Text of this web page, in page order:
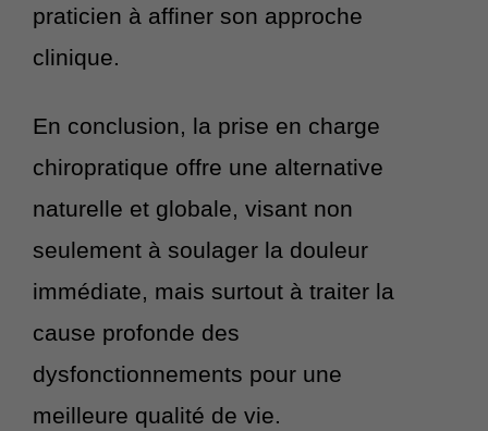
praticien à affiner son approche
clinique.
En conclusion, la prise en charge
chiropratique offre une alternative
naturelle et globale, visant non
seulement à soulager la douleur
immédiate, mais surtout à traiter la
cause profonde des
dysfonctionnements pour une
meilleure qualité de vie.